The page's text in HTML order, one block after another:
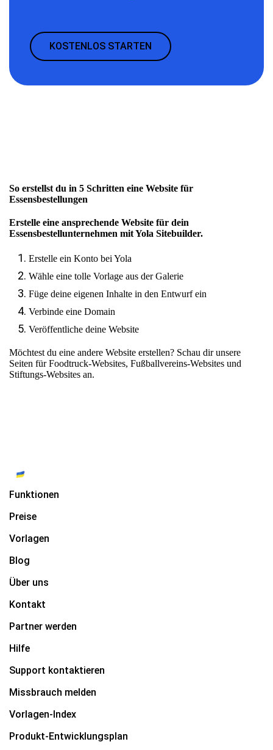
KOSTENLOS STARTEN
So erstellst du in 5 Schritten eine Website für
Essensbestellungen
Erstelle eine ansprechende Website für dein
Essensbestellunternehmen mit Yola Sitebuilder.
Erstelle ein Konto bei Yola
Wähle eine tolle Vorlage aus der Galerie
Füge deine eigenen Inhalte in den Entwurf ein
Verbinde eine Domain
Veröffentliche deine Website
Möchtest du eine andere Website erstellen? Schau dir unsere
Seiten fürFoodtruck-Websites, Fußballvereins-Websites und
Stiftungs-Websites an.
Funktionen
Preise
Vorlagen
Blog
Über uns
Kontakt
Partner werden
Hilfe
Support kontaktieren
Missbrauch melden
Vorlagen-Index
Produkt-Entwicklungsplan